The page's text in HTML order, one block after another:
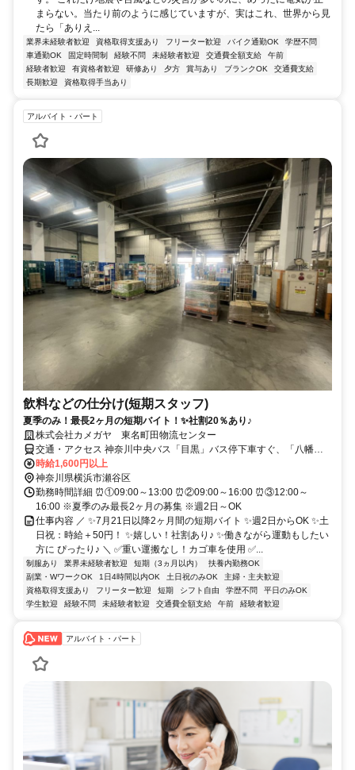
まらない。当たり前のように感じていますが、実はこれ、世界から見
たら「ありえ...
業界未経験者歓迎 資格取得支援あり フリーター歓迎 バイク通勤OK
学歴不問
車通勤OK
固定時間制 経験不問 未経験者歓迎 交通費全額支給
午前
経験者歓迎
有資格者歓迎 研修あり 夕方 賞与あり ブランクOK
交通費支給
長期歓迎
資格取得手当あり
アルバイト・パート
飲料などの仕分け(短期スタッフ)
夏季のみ！最長2ヶ月の短期バイト！✨社割20％あり♪
株式会社カメガヤ 東名町田物流センター
交通・アクセス 神奈川中央バス「目黒」バス停下車すぐ、「八幡神
社前」バス停下車徒歩15分
時給1,600円以上
神奈川県横浜市瀬谷区
勤務時間詳細 ⏰①09:00～13:00 ⏰②09:00～16:00 ⏰③12:00～
16:00 ※夏季のみ最長2ヶ月の募集 ※週2日～OK
仕事内容 ／ ✨7月21日以降2ヶ月間の短期バイト ✨週2日からOK ✨土
日祝：時給＋50円！ ✨嬉しい！社割あり♪ ✨働きながら運動もしたい
方に ぴったり♪ ＼ ✅重い運搬なし！カゴ車を使用 ✅...
制服あり 業界未経験者歓迎 短期（3ヵ月以内）
扶養内勤務OK
副業・WワークOK
1日4時間以内OK 土日祝のみOK
主婦・主夫歓迎
資格取得支援あり
フリーター歓迎 短期 シフト自由 学歴不問
平日のみOK
学生歓迎
経験不問 未経験者歓迎 交通費全額支給 午前 経験者歓迎
アルバイト・パート